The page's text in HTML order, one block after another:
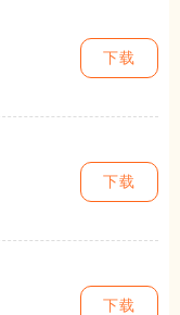
下载
下载
下载